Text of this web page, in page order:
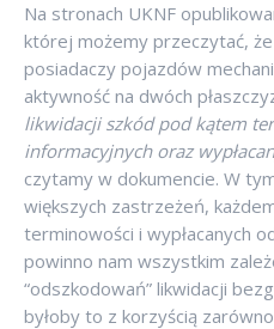
Na stronach UKNF
której możemy przeczytać,
posiadaczy pojazdów
aktywność na dwóch
likwidacji szkód pod kątem
informacyjnych oraz
czytamy w dokumencie. W
większych zastrzeżeń,
terminowości i wypłacanych
powinno nam wszystkim
“odszkodowań” likwidacji
byłoby to z korzyścią